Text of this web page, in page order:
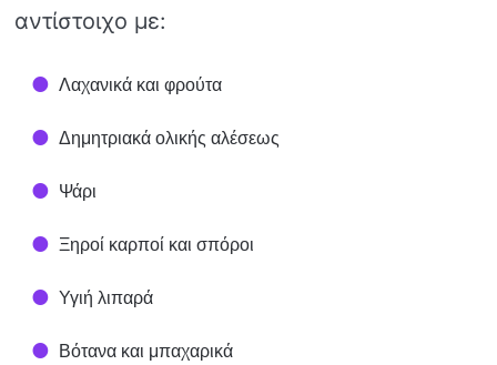
αντίστοιχο με:
Λαχανικά και φρούτα
Δημητριακά ολικής αλέσεως
Ψάρι
Ξηροί καρποί και σπόροι
Υγιή λιπαρά
Βότανα και μπαχαρικά